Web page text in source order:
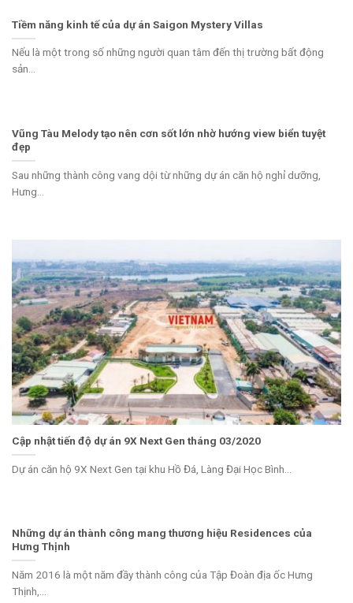
Tiềm năng kinh tế của dự án Saigon Mystery Villas
Nếu là một trong số những người quan tâm đến thị trường bất động
sản...
Vũng Tàu Melody tạo nên cơn sốt lớn nhờ hướng view biển tuyệt
đẹp
Sau những thành công vang dội từ những dự án căn hộ nghỉ dưỡng,
Hưng...
Cập nhật tiến độ dự án 9X Next Gen tháng 03/2020
Dự án căn hộ 9X Next Gen tại khu Hồ Đá, Làng Đại Học Bình...
Những dự án thành công mang thương hiệu Residences của
Hưng Thịnh
Năm 2016 là một năm đầy thành công của Tập Đoàn địa ốc Hưng
Thịnh,...